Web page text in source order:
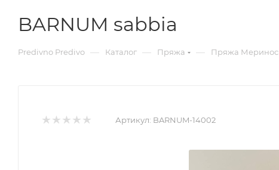
BARNUM sabbia
Predivno Predivo — Каталог — Пряжа — Пряжа Меринос
Артикул: BARNUM-14002